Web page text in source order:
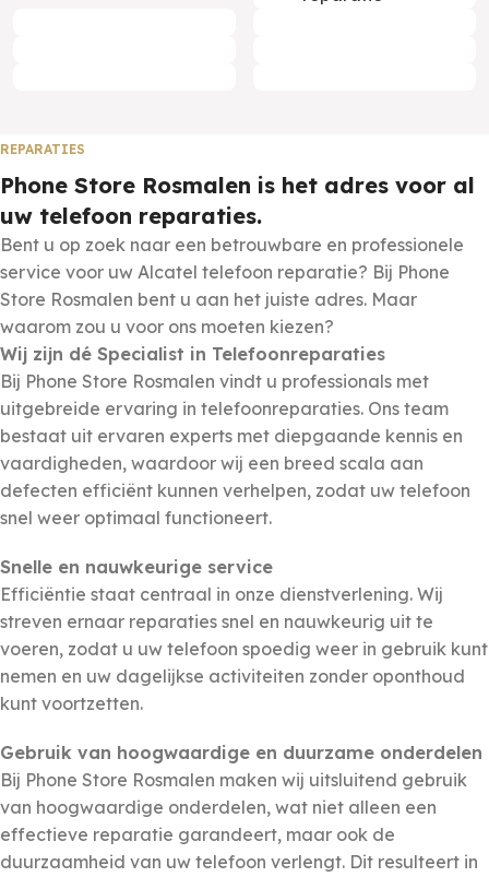
REPARATIES
Phone Store Rosmalen is het adres voor al
uw telefoon reparaties.
Bent u op zoek naar een betrouwbare en professionele
service voor uw Alcatel telefoon reparatie? Bij Phone
Store Rosmalen bent u aan het juiste adres. Maar
waarom zou u voor ons moeten kiezen?
Wij zijn dé Specialist in Telefoonreparaties
Bij Phone Store Rosmalen vindt u professionals met
uitgebreide ervaring in telefoonreparaties. Ons team
bestaat uit ervaren experts met diepgaande kennis en
vaardigheden, waardoor wij een breed scala aan
defecten efficiënt kunnen verhelpen, zodat uw telefoon
snel weer optimaal functioneert.
Snelle en nauwkeurige service
Efficiëntie staat centraal in onze dienstverlening. Wij
streven ernaar reparaties snel en nauwkeurig uit te
voeren, zodat u uw telefoon spoedig weer in gebruik kunt
nemen en uw dagelijkse activiteiten zonder oponthoud
kunt voortzetten.
Gebruik van hoogwaardige en duurzame onderdelen
Bij Phone Store Rosmalen maken wij uitsluitend gebruik
van hoogwaardige onderdelen, wat niet alleen een
effectieve reparatie garandeert, maar ook de
duurzaamheid van uw telefoon verlengt. Dit resulteert in